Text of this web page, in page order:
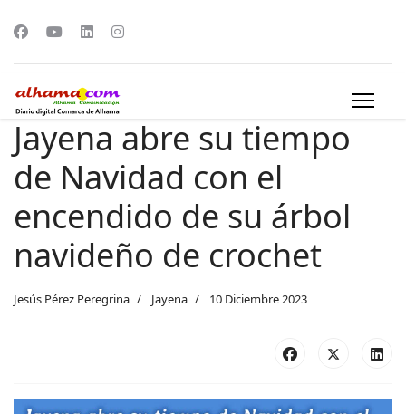
Jayena abre su tiempo
de Navidad con el
encendido de su árbol
navideño de crochet
Jesús Pérez Peregrina Jayena 10 Diciembre 2023